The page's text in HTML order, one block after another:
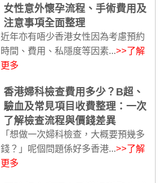
女性意外懷孕流程、手術費用及
注意事項全面整理
近年亦有唔少香港女性因為考慮預約
時間、費用、私隱度等因素...>>了解
更多
香港婦科檢查費用多少？B超、
驗血及常見項目收費整理：一次
了解檢查流程與價錢差異
「想做一次婦科檢查，大概要預幾多
錢？」呢個問題係好多香港...>>了解
更多